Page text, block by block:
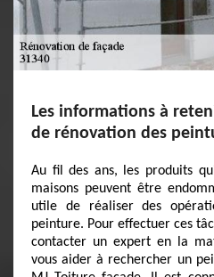
Les informations à
de rénovation des
Au fil des ans, les produits
maisons peuvent être
utile de réaliser des
peinture. Pour effectuer ces
contacter un expert en la
vous aider à rechercher un